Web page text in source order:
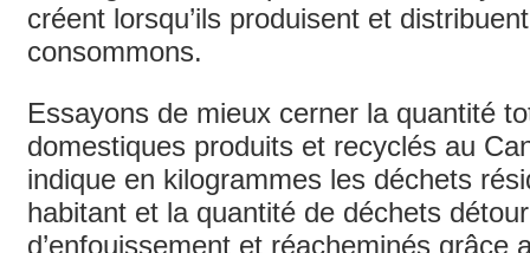
créent lorsqu’ils produisent et
consommons.
Essayons de mieux cerner la quantité
domestiques produits et recyclés au
indique en kilogrammes les déchets
habitant et la quantité de déchets
d’enfouissement et réacheminés grâce